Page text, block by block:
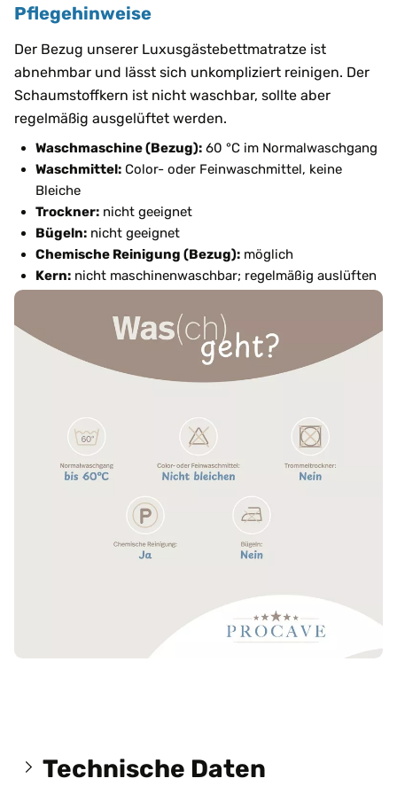
Pflegehinweise
Der Bezug unserer Luxusgästebettmatratze ist
abnehmbar und lässt sich unkompliziert reinigen. Der
Schaumstoffkern ist nicht waschbar, sollte aber
regelmäßig ausgelüftet werden.
Waschmaschine (Bezug): 60 °C im Normalwaschgang
Waschmittel: Color- oder Feinwaschmittel, keine
Bleiche
Trockner: nicht geeignet
Bügeln: nicht geeignet
Chemische Reinigung (Bezug): möglich
Kern: nicht maschinenwaschbar; regelmäßig auslüften
Technische Daten